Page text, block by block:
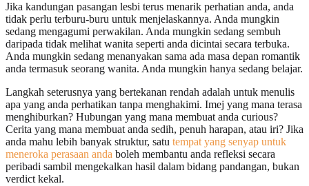
Jika kandungan pasangan lesbi terus menarik perhatian anda, anda
tidak perlu terburu-buru untuk menjelaskannya. Anda mungkin
sedang mengagumi perwakilan. Anda mungkin sedang sembuh
daripada tidak melihat wanita seperti anda dicintai secara terbuka.
Anda mungkin sedang menanyakan sama ada masa depan romantik
anda termasuk seorang wanita. Anda mungkin hanya sedang belajar.
Langkah seterusnya yang bertekanan rendah adalah untuk menulis
apa yang anda perhatikan tanpa menghakimi. Imej yang mana terasa
menghiburkan? Hubungan yang mana membuat anda curious?
Cerita yang mana membuat anda sedih, penuh harapan, atau iri? Jika
anda mahu lebih banyak struktur, satu tempat yang senyap untuk
meneroka perasaan anda boleh membantu anda refleksi secara
peribadi sambil mengekalkan hasil dalam bidang pandangan, bukan
verdict kekal.